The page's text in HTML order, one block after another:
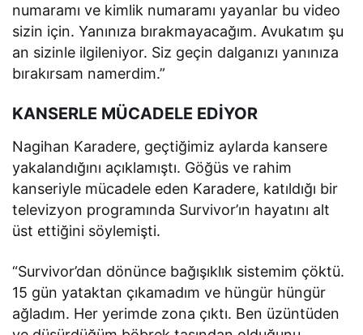
numaramı ve kimlik numaramı yayanlar bu video
sizin için. Yanınıza bırakmayacağım. Avukatım şu
an sizinle ilgileniyor. Siz geçin dalganızı yanınıza
bırakırsam namerdim.”
KANSERLE MÜCADELE EDİYOR
Nagihan Karadere, geçtiğimiz aylarda kansere
yakalandığını açıklamıştı. Göğüs ve rahim
kanseriyle mücadele eden Karadere, katıldığı bir
televizyon programında Survivor’ın hayatını alt
üst ettiğini söylemişti.
“Survivor’dan dönünce bağışıklık sistemim çöktü.
15 gün yataktan çıkamadım ve hüngür hüngür
ağladım. Her yerimde zona çıktı. Ben üzüntüden